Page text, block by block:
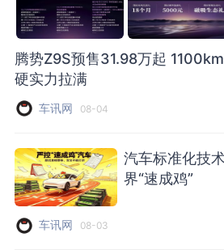
腾势Z9S预售31.98万起
硬实力拉满
车讯网 08-04
汽车标准化技
界“速成鸡”
车讯网 08-03